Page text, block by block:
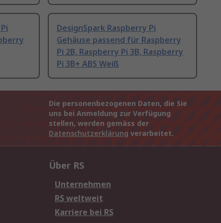
DesignSpark Raspberry Pi
Gehäuse passend für Raspberry
Pi 2B, Raspberry Pi 3B, Raspberry
Pi 3B+ ABS Weiß
Die personenbezogenen Daten, die Sie
uns bei Anmeldung zur Verfügung
stellen, werden gemäss der
Datenschutzerklärung verarbeitet.
Über RS
Unternehmen
RS weltweit
Karriere bei RS